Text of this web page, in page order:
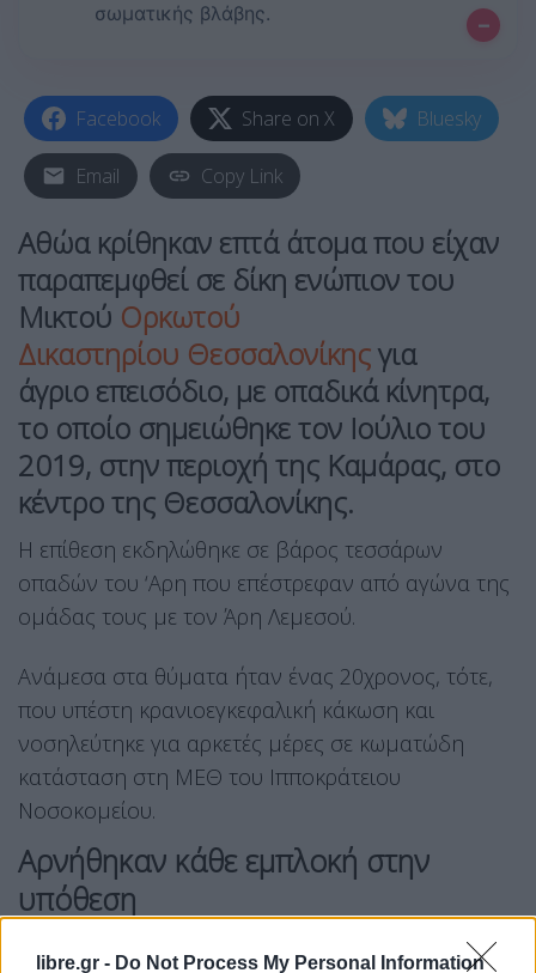
libre.gr - Do Not Process My Personal Information
σωματικής βλάβης.
–
Facebook Share on X Bluesky
Email Copy Link
Αθώα κρίθηκαν επτά άτομα που είχαν
παραπεμφθεί σε δίκη ενώπιον του
Μικτού Ορκωτού
Δικαστηρίου Θεσσαλονίκηςγια
άγριο επεισόδιο, με οπαδικά κίνητρα,
το οποίο σημειώθηκε τον Ιούλιο του
2019, στην περιοχή της Καμάρας, στο
κέντρο της Θεσσαλονίκης.
Η επίθεση εκδηλώθηκε σε βάρος τεσσάρων
οπαδών του ‘Αρη που επέστρεφαν από αγώνα της
ομάδας τους με τον Άρη Λεμεσού.
Ανάμεσα στα θύματα ήταν ένας 20χρονος, τότε,
που υπέστη κρανιοεγκεφαλική κάκωση και
νοσηλεύτηκε για αρκετές μέρες σε κωματώδη
κατάσταση στη ΜΕΘ του Ιπποκράτειου
Νοσοκομείου.
Αρνήθηκαν κάθε εμπλοκή στην
υπόθεση
Στο Μικτό Ορκωτό Δικαστήριο εισήχθη το σκέλος